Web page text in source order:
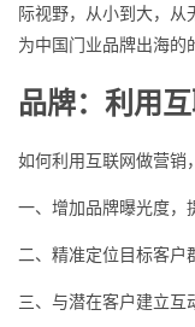
际视野，从小到大，从
为中国门业品牌出海的
品牌：利用
如何利用互联网做营销
一、增加品牌曝光度，
二、精准定位目标客户
三、与潜在客户建立互